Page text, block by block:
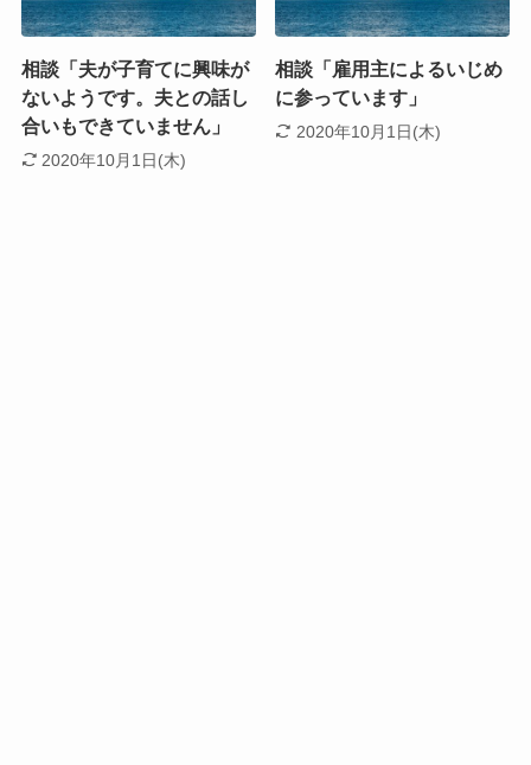
相談「夫が子育てに興味が
ないようです。夫との話し
合いもできていません」
2020年10月1日(木)
相談「雇用主によるいじめ
に参っています」
2020年10月1日(木)